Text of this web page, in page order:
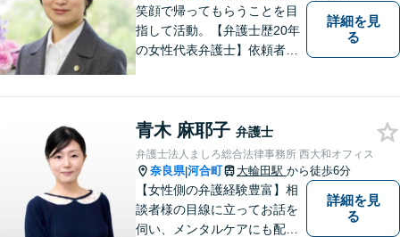
笑顔で帰ってもらうことを目
指して活動。【弁護士歴20年
の女性代表弁護士】依頼者の
お任せください！あなたのお
悩み、とことんお聞きしま
す。
詳細を見
る
青木 麻耶子 弁護士
弁護士法人ましろ総合法律事務所 西大和オフィス
奈良県|河合町 大輪田駅 から徒歩6分
【女性側の弁護経験豊富】相
談者様の目線に立ってお話を
伺い、メンタルケアにも配慮
詳細を見
る